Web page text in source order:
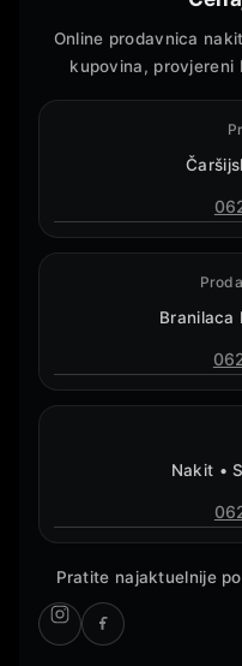
Online prodavnica
kupovina, provjereni
Branilaca
Nakit •
Pratite najaktuelnije